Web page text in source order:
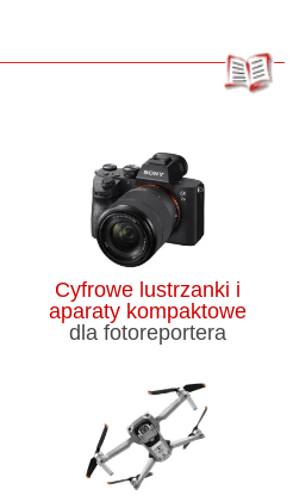
Cyfrowe lustrzanki i
aparaty kompaktowe
dla fotoreportera